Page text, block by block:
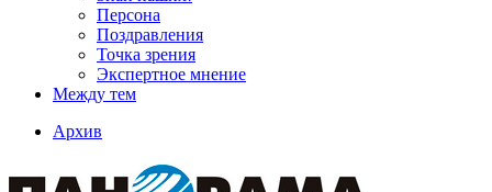
Персона
Поздравления
Точка зрения
Экспертное мнение
Между тем
Архив